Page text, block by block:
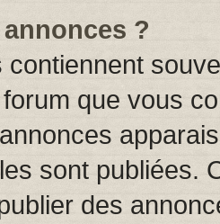
?
contiennent
que vous
sont publiées.
des